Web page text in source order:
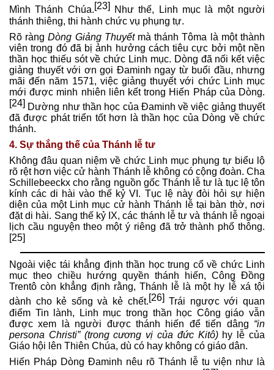
Mình Thánh Chúa.[23]Như thế, Linh mục là một người
thánh thiêng, thi hành chức vụ phụng tự.
Rõ ràngDòng Giảng Thuyếtmà thánh Tôma là một thành
viên trong đó đã bị ảnh hưởng cách tiêu cực bởi một nền
thần học thiếu sót về chức Linh mục. Dòng đã nối kết việc
giảng thuyết với ơn gọi Đaminh ngay từ buổi đầu, nhưng
mãi đến năm 1571, việc giảng thuyết với chức Linh mục
mới được minh nhiên liên kết trong Hiến Pháp của Dòng.
[24] Dường như thần học của Đaminh về việc giảng thuyết
đã được phát triển tốt hơn là thần học của Dòng về chức
thánh.
4. Sự thắng thế của Thánh lễ tư
Không đâu quan niệm về chức Linh mục phụng tự biểu lộ
rõ rệt hơn việc cử hành Thánh lễ không có cộng đoàn. Cha
Schillebeeckx cho rằng nguồn gốc Thánh lễ tư là tục lệ tôn
kính các di hài vào thế kỷ VI. Tục lệ này đòi hỏi sự hiện
diện của một Linh mục cử hành Thánh lễ tại bàn thờ, nơi
đặt di hài. Sang thế kỷ IX, các thánh lễ tư và thánh lễ ngoại
lịch cầu nguyện theo một ý riêng đã trở thành phổ thông.
[25]
Ngoài việc tái khẳng định thần học trung cổ về chức Linh
mục theo chiều hướng quyền thánh hiến, Công Đồng
Trentô còn khẳng định rằng, Thánh lễ là một hy lễ xá tội
dành cho kẻ sống và kẻ chết.[26]Trái ngược với quan
điểm Tin lành, Linh mục trong thần học Công giáo vẫn
được xem là người được thánh hiến để tiến dâng “in
persona Christi” (trong cương vị của đức Kitô)hy lễ của
Giáo hội lên Thiên Chúa, dù có hay không có giáo dân.
Hiến Pháp Dòng Đaminh nêu rõ Thánh lễ tu viện như là